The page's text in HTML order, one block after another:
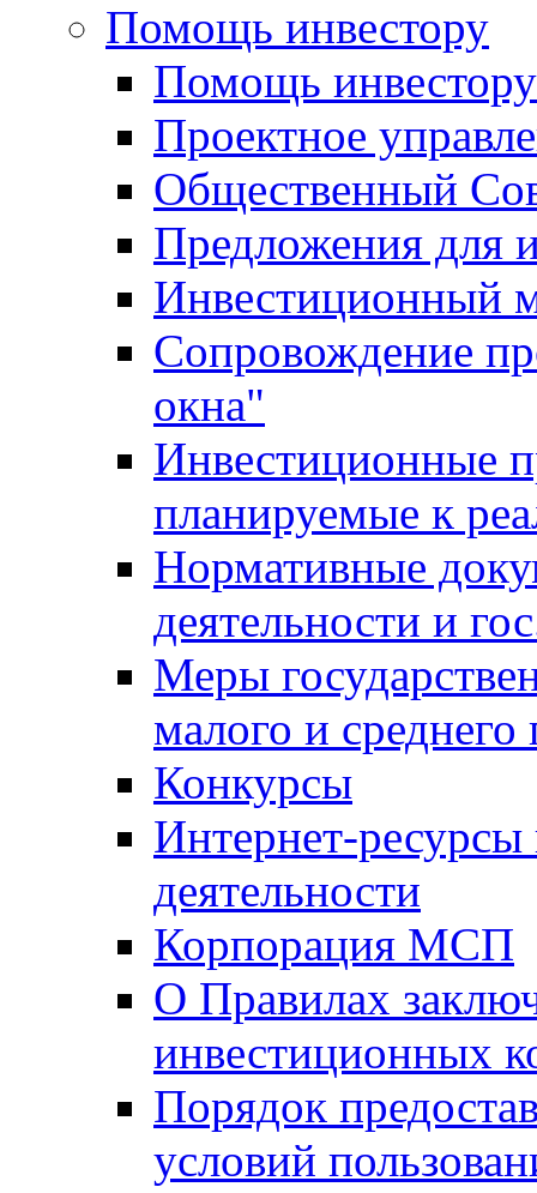
Помощь инвестору
Помощь инвестору
Проектное
Общественный
Предложения для
Инвестиционный
Сопровождение
окна"
Инвестиционные
планируемые к
Нормативные
деятельности и
Меры
малого и среднего
Конкурсы
Интернет-
деятельности
Корпорация МСП
О Правилах
инвестиционных
Порядок
условий